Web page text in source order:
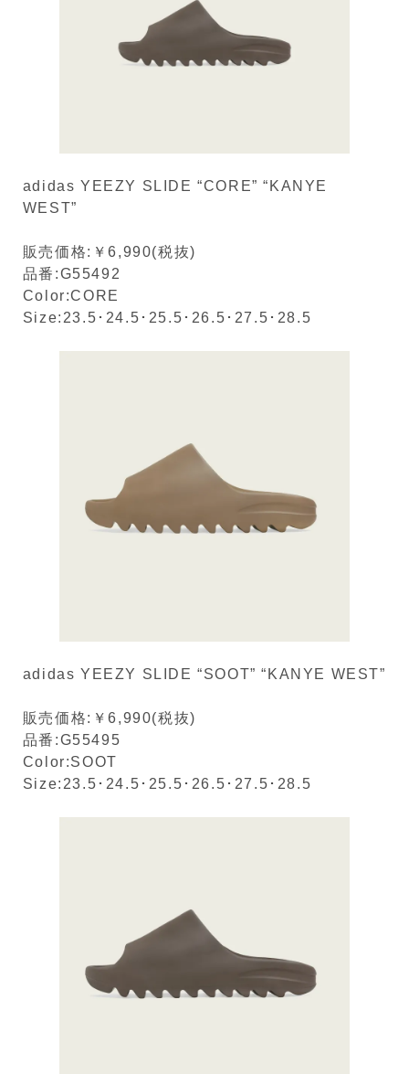
adidas YEEZY SLIDE “CORE” “KANYE
WEST”
販売価格:￥6,990(税抜)
品番:G55492
Color:CORE
Size:23.5･24.5･25.5･26.5･27.5･28.5
adidas YEEZY SLIDE “SOOT” “KANYE WEST”
販売価格:￥6,990(税抜)
品番:G55495
Color:SOOT
Size:23.5･24.5･25.5･26.5･27.5･28.5